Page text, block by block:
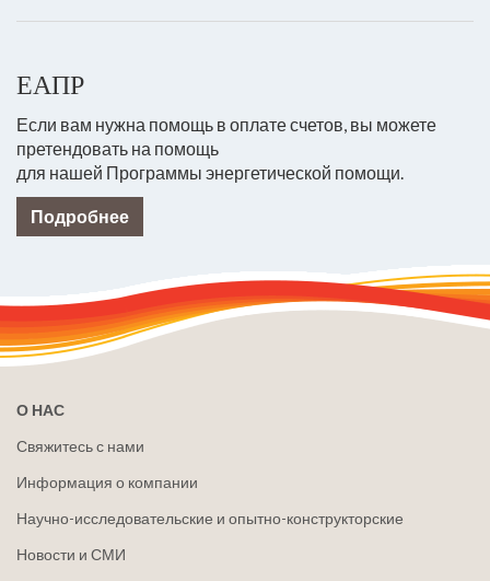
ЕАПР
Если вам нужна помощь в оплате счетов, вы можете
претендовать на помощь
для нашей Программы энергетической помощи.
Подробнее
О НАС
Свяжитесь с нами
Информация о компании
Научно-исследовательские и опытно-конструкторские
Новости и СМИ